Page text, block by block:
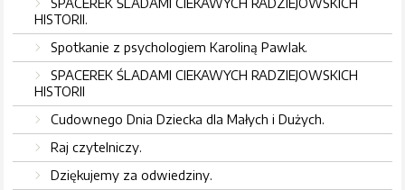
SPACEREK ŚLADAMI CIEKAWYCH RADZIEJOWSKICH
HISTORII.
Spotkanie z psychologiem Karoliną Pawlak.
SPACEREK ŚLADAMI CIEKAWYCH RADZIEJOWSKICH
HISTORII
Cudownego Dnia Dziecka dla Małych i Dużych.
Raj czytelniczy.
Dziękujemy za odwiedziny.